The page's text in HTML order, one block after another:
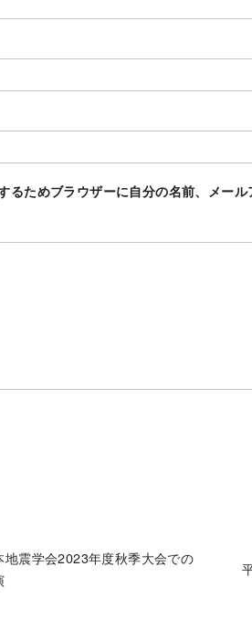
るためブラウザーに自分の名前、メール
地震学会2023年度秋季大会での